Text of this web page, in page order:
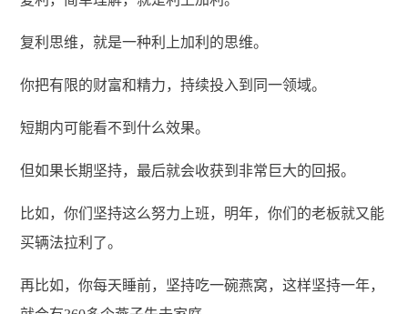
复利思维，就是一种利上加利的思维。
你把有限的财富和精力，持续投入到同一领域。
短期内可能看不到什么效果。
但如果长期坚持，最后就会收获到非常巨大的回报。
比如，你们坚持这么努力上班，明年，你们的老板就又能
买辆法拉利了。
再比如，你每天睡前，坚持吃一碗燕窝，这样坚持一年，